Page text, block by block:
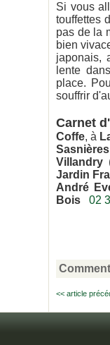
Si vous
touffettes
pas de la
bien
japonais,
lente
place.
souffrir
Carnet
Coffe, à
Sasnières
Villandry
Jardin
André
Bois
02
<< article